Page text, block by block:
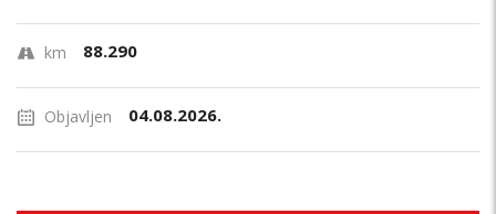
km 88.290
Objavljen 04.08.2026.